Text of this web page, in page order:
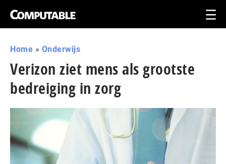
Home » Onderwijs
Verizon ziet mens als grootste
bedreiging in zorg